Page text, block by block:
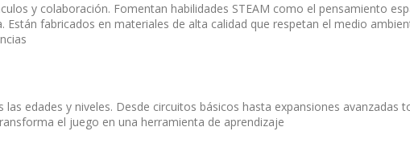
y colaboración. Fomentan habilidades STEAM como el pensamiento
fabricados en materiales de alta calidad que respetan el medio
edades y niveles. Desde circuitos básicos hasta expansiones avanzadas
el juego en una herramienta de aprendizaje